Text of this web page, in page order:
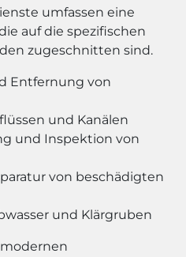
umfassen eine
auf die spezifischen
zugeschnitten sind.
Entfernung von
und Kanälen
und Inspektion von
von beschädigten
und Klärgruben